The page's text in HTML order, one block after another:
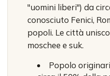
"uomini liberi") da
conosciuto Fenici,
popoli. Le città
moschee e suk.
Popolo